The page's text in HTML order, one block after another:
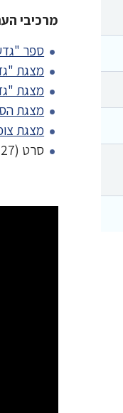
מרכיבי
ספר
מצגת
מצגת
מצגת
מצגת
סרט (27 דקות)